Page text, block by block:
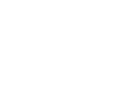
Operation